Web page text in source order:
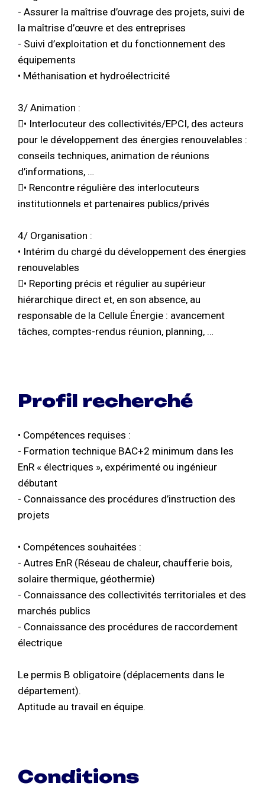
- Assurer la maîtrise d’ouvrage des projets, suivi de
la maîtrise d’œuvre et des entreprises
- Suivi d’exploitation et du fonctionnement des
équipements
• Méthanisation et hydroélectricité
3/ Animation :
• Interlocuteur des collectivités/EPCI, des acteurs
pour le développement des énergies renouvelables :
conseils techniques, animation de réunions
d’informations, …
• Rencontre régulière des interlocuteurs
institutionnels et partenaires publics/privés
4/ Organisation :
• Intérim du chargé du développement des énergies
renouvelables
• Reporting précis et régulier au supérieur
hiérarchique direct et, en son absence, au
responsable de la Cellule Énergie : avancement
tâches, comptes-rendus réunion, planning, …
Profil recherché
• Compétences requises :
- Formation technique BAC+2 minimum dans les
EnR « électriques », expérimenté ou ingénieur
débutant
- Connaissance des procédures d’instruction des
projets
• Compétences souhaitées :
- Autres EnR (Réseau de chaleur, chaufferie bois,
solaire thermique, géothermie)
- Connaissance des collectivités territoriales et des
marchés publics
- Connaissance des procédures de raccordement
électrique
Le permis B obligatoire (déplacements dans le
département).
Aptitude au travail en équipe.
Conditions